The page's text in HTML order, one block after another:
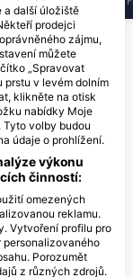
GmbH,
4, 4142
ŠvÝcarsko
a další úložiště
prodejci
zájmu,
můžete
„Spravovat
v levém dolním
klikněte na otisk
nabídky Moje
Tyto volby budou
údaje o prohlížení.
výkonu
činností:
omezených
reklamu.
Vytvoření profilu pro
personalizovaného
Porozumět
z různých zdrojů.